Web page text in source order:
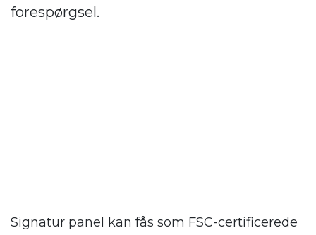
forespørgsel.
Signatur panel kan fås som FSC-certificerede